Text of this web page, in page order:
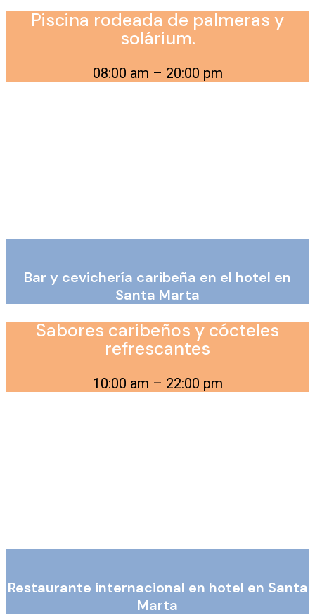
Piscina rodeada de palmeras y
solárium.
08:00 am – 20:00 pm
Bar y cevichería caribeña en el hotel en
Santa Marta
Sabores caribeños y cócteles
refrescantes
10:00 am – 22:00 pm
Restaurante internacional en hotel en Santa
Marta